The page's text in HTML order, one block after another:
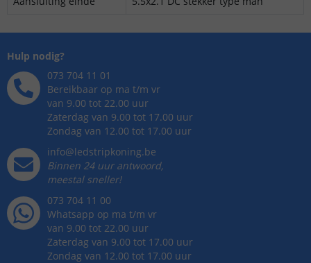
Hulp nodig?
073 704 11 01
Bereikbaar op ma t/m vr
van 9.00 tot 22.00 uur
Zaterdag van 9.00 tot 17.00 uur
Zondag van 12.00 tot 17.00 uur
info@ledstripkoning.be
Binnen 24 uur antwoord,
meestal sneller!
073 704 11 00
Whatsapp op ma t/m vr
van 9.00 tot 22.00 uur
Zaterdag van 9.00 tot 17.00 uur
Zondag van 12.00 tot 17.00 uur